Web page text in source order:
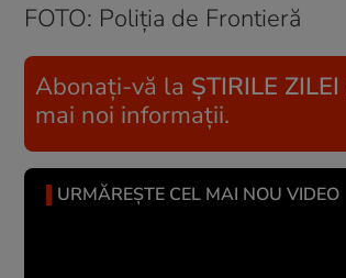
FOTO: Poliția de Frontieră
Abonați-vă la ȘTIRILE ZILEI
mai noi informații.
URMĂREȘTE CEL MAI NOU VIDEO